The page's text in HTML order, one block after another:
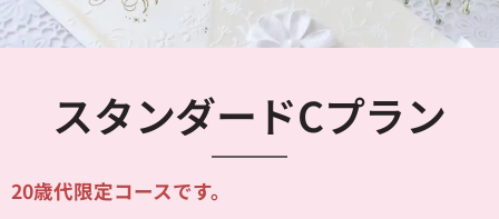
スタンダードCプラン
20歳代限定コースです。